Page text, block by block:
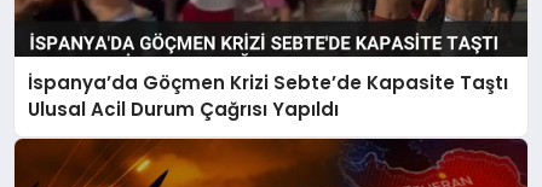
İspanya’da Göçmen Krizi Sebte’de Kapasite Taştı
Ulusal Acil Durum Çağrısı Yapıldı